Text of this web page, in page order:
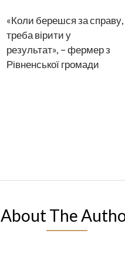
«Коли берешся за справу,
треба вірити у
результат», – фермер з
Рівненської громади
About The